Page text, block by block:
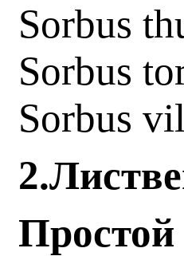
Sorbus
Sorbus
Sorbus
Простой